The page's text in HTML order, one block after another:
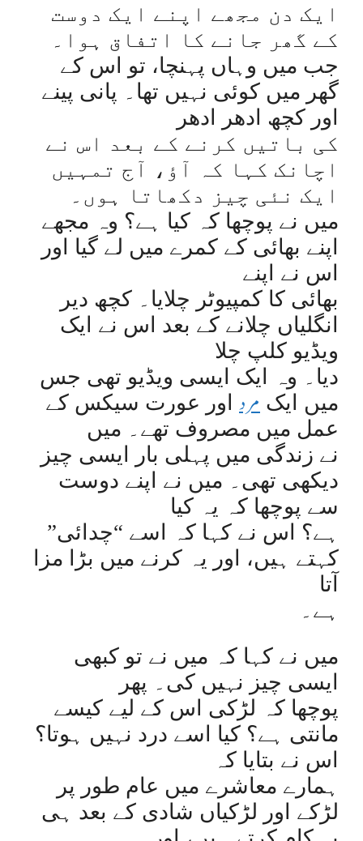
ایک دن مجھے اپنے ایک دوست
کے گھر جانے کا اتفاق ہوا۔
جب میں وہاں پہنچا، تو اس کے
گھر میں کوئی نہیں تھا۔ پانی پینے
اور کچھ ادھر ادھر
کی باتیں کرنے کے بعد اس نے
اچانک کہا کہ آؤ، آج تمہیں
ایک نئی چیز دکھاتا ہوں۔
میں نے پوچھا کہ کیا ہے؟ وہ مجھے
اپنے بھائی کے کمرے میں لے گیا اور
اس نے اپنے
بھائی کا کمپیوٹر چلایا۔ کچھ دیر
انگلیاں چلانے کے بعد اس نے ایک
ویڈیو کلپ چلا
دیا۔ وہ ایک ایسی ویڈیو تھی جس
میں ایک مرد اور عورت سیکس کے
عمل میں مصروف تھے۔ میں
نے زندگی میں پہلی بار ایسی چیز
دیکھی تھی۔ میں نے اپنے دوست
سے پوچھا کہ یہ کیا
ہے؟ اس نے کہا کہ اسے “چدائی”
کہتے ہیں، اور یہ کرنے میں بڑا مزا
آتا
ہے۔
میں نے کہا کہ میں نے تو کبھی
ایسی چیز نہیں کی۔ پھر
پوچھا کہ لڑکی اس کے لیے کیسے
مانتی ہے؟ کیا اسے درد نہیں ہوتا؟
اس نے بتایا کہ
ہمارے معاشرے میں عام طور پر
لڑکے اور لڑکیاں شادی کے بعد ہی